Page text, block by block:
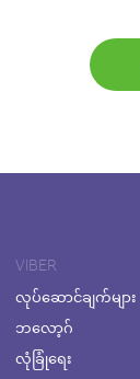
VIBER
လုပ်ဆောင်ချက်များ
ဘလော့ဂ်
လုံခြုံရေး